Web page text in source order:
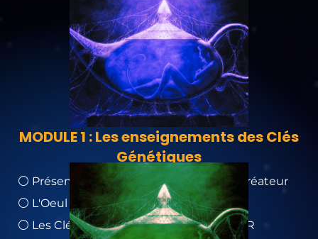
MODULE 1 : Les enseignements des Clés
Génétiques
⚪ Présentation de Richard Rudd - leur créateur
⚪ L'Oeul de feu / L'Oeul d'eau
⚪ Les Clés Génétiques et le Chemin d'OR